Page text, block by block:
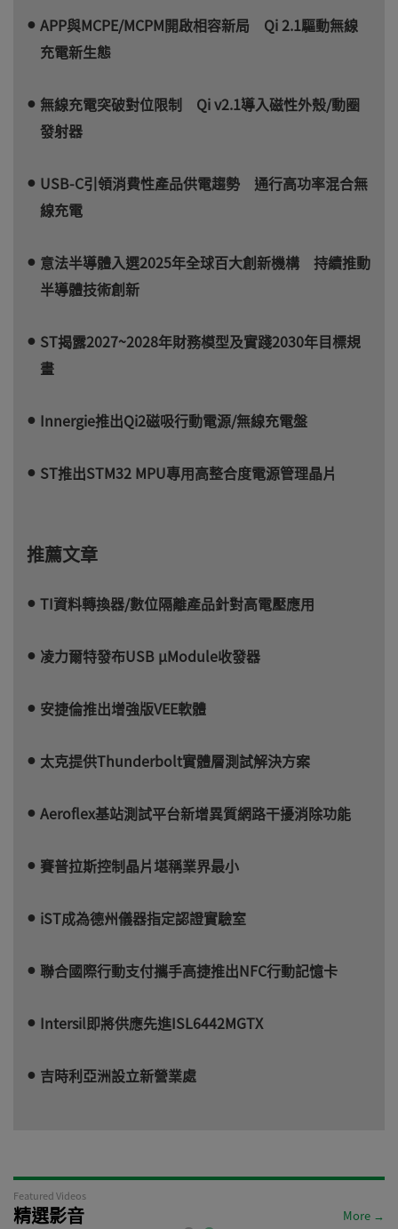
APP與MCPE/MCPM開啟相容新局 Qi 2.1驅動無線
充電新生態
無線充電突破對位限制 Qi v2.1導入磁性外殼/動圈
發射器
USB-C引領消費性產品供電趨勢 通行高功率混合無
線充電
意法半導體入選2025年全球百大創新機構 持續推動
半導體技術創新
ST揭露2027~2028年財務模型及實踐2030年目標規
畫
Innergie推出Qi2磁吸行動電源/無線充電盤
ST推出STM32 MPU專用高整合度電源管理晶片
推薦文章
TI資料轉換器/數位隔離產品針對高電壓應用
凌力爾特發布USB µModule收發器
安捷倫推出增強版VEE軟體
太克提供Thunderbolt實體層測試解決方案
Aeroflex基站測試平台新增異質網路干擾消除功能
賽普拉斯控制晶片堪稱業界最小
iST成為德州儀器指定認證實驗室
聯合國際行動支付攜手高捷推出NFC行動記憶卡
Intersil即將供應先進ISL6442MGTX
吉時利亞洲設立新營業處
Featured Videos
精選影音 More →